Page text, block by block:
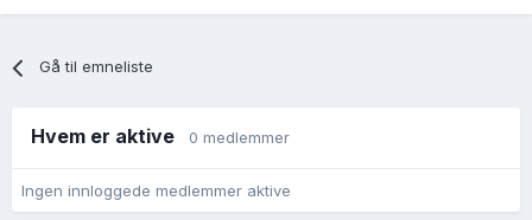
Gå til emneliste
Hvem er aktive 0 medlemmer
Ingen innloggede medlemmer aktive